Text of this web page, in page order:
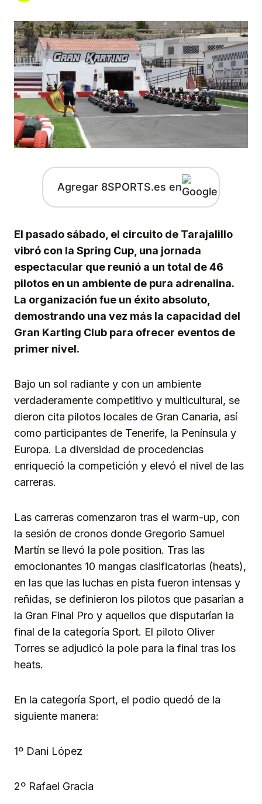
Agregar 8SPORTS.es en
El pasado sábado, el circuito de Tarajalillo
vibró con la Spring Cup, una jornada
espectacular que reunió a un total de 46
pilotos en un ambiente de pura adrenalina.
La organización fue un éxito absoluto,
demostrando una vez más la capacidad del
Gran Karting Club para ofrecer eventos de
primer nivel.
Bajo un sol radiante y con un ambiente
verdaderamente competitivo y multicultural, se
dieron cita pilotos locales de Gran Canaria, así
como participantes de Tenerife, la Península y
Europa. La diversidad de procedencias
enriqueció la competición y elevó el nivel de las
carreras.
Las carreras comenzaron tras el warm-up, con
la sesión de cronos donde Gregorio Samuel
Martín se llevó la pole position. Tras las
emocionantes 10 mangas clasificatorias (heats),
en las que las luchas en pista fueron intensas y
reñidas, se definieron los pilotos que pasarían a
la Gran Final Pro y aquellos que disputarían la
final de la categoría Sport. El piloto Oliver
Torres se adjudicó la pole para la final tras los
heats.
En la categoría Sport, el podio quedó de la
siguiente manera:
1º Dani López
2º Rafael Gracia